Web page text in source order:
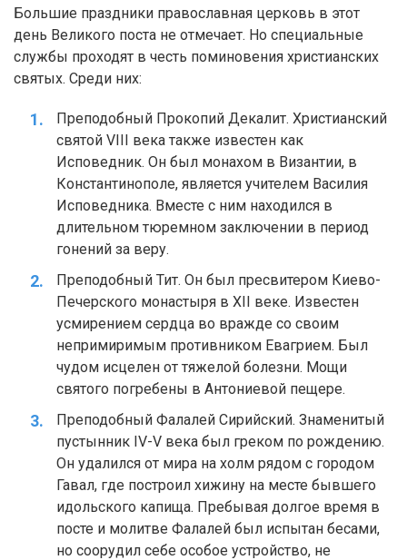
Большие праздники православная церковь в этот
день Великого поста не отмечает. Но специальные
службы проходят в честь поминовения христианских
святых. Среди них:
Преподобный Прокопий Декалит. Христианский
святой VIII века также известен как
Исповедник. Он был монахом в Византии, в
Константинополе, является учителем Василия
Исповедника. Вместе с ним находился в
длительном тюремном заключении в период
гонений за веру.
Преподобный Тит. Он был пресвитером Киево-
Печерского монастыря в XII веке. Известен
усмирением сердца во вражде со своим
непримиримым противником Евагрием. Был
чудом исцелен от тяжелой болезни. Мощи
святого погребены в Антониевой пещере.
Преподобный Фалалей Сирийский. Знаменитый
пустынник IV-V века был греком по рождению.
Он удалился от мира на холм рядом с городом
Гавал, где построил хижину на месте бывшего
идольского капища. Пребывая долгое время в
посте и молитве Фалалей был испытан бесами,
но соорудил себе особое устройство, не